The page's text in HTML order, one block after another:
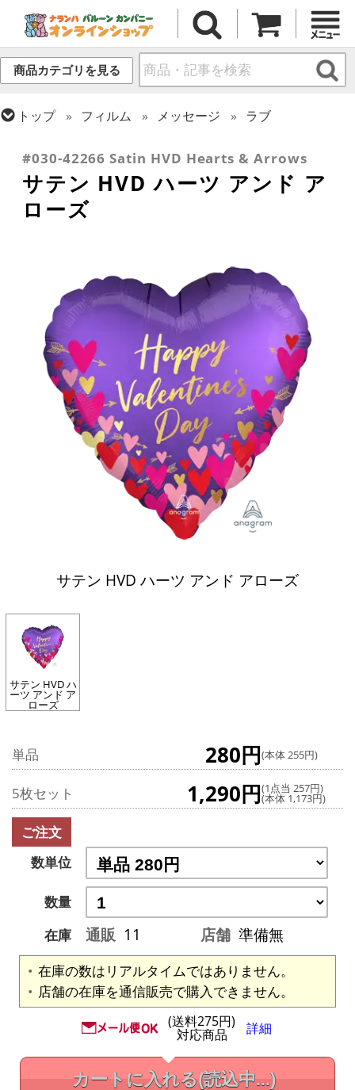
商品カテゴリを見る
トップ フィルム メッセージ
ラブ
バレンタイン
#030-42266 Satin HVD Hearts & Arrows
サテン HVD ハーツ アンド ア
ローズ
サテン HVD ハーツ アンド アローズ
サテン HVD ハ
ーツ アンド ア
ローズ
単品 280円(本体 255円)
5枚セット 1,290円(1点当 257円)
(本体 1,173円)
ご注文
数単位
数量
在庫
通販 11 店舗 準備無
在庫の数はリアルタイムではありません。
店舗の在庫を通信販売で購入できません。
(送料275円)
対応商品 詳細
カートに入れる(読込中...)